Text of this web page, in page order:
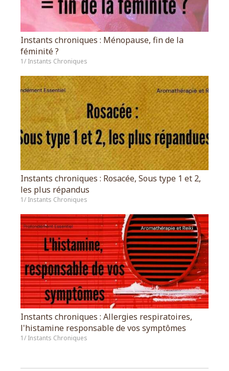
Instants chroniques : Ménopause, fin de la
féminité ?
1/ Instants Chroniques
Instants chroniques : Rosacée, Sous type 1 et 2,
les plus répandus
1/ Instants Chroniques
Instants chroniques : Allergies respiratoires,
l'histamine responsable de vos symptômes
1/ Instants Chroniques